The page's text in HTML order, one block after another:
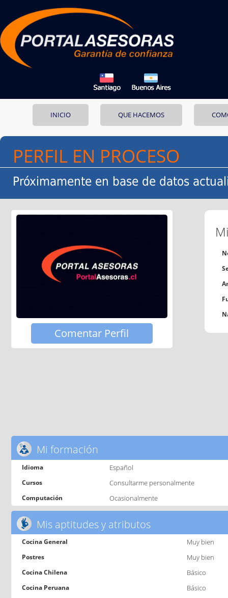
INICIO QUE HACEMOS
PERFIL EN PROCESO
Próximamente en base de datos
Comentar Perfil
Mi formación
Idioma Español
Cursos Consultarme personalmente
Computación Ocasionalmente
Mis aptitudes y atributos
Cocina General Muy bien
Postres Muy bien
Cocina Chilena Básico
Cocina Peruana Básico